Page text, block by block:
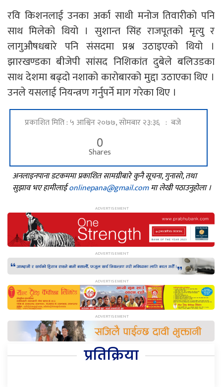
रवि किशनलाई उनका अर्का साथी मनोज तिवारीको पनि
साथ मिलेको थियो । सुशान्त सिंह राजपूतको मृत्यु र
लागुऔषधबारे पनि संसदमा प्रश्न उठाइएको थियो ।
झारखण्डका बीजेपी सांसद निशिकांत दुबेले बलिउडका
साथ देशमा बढ्दो नशाको कारोबारको मुद्दा उठाएका थिए ।
उनले यसलाई नियन्त्रण गर्नुपर्ने माग गरेका थिए ।
प्रकाशित मिति : ५ आश्विन २०७७, सोमबार २३:३६ : बजे
0
Shares
अनलाइनपाना डटकममा प्रकाशित सामग्रीबारे कुनै सूचना, गुनासो, तथा
सुझाव भए हामीलाईonlinepana@gmail.comमा लेखी पठाउनुहोला ।
प्रतिक्रिया